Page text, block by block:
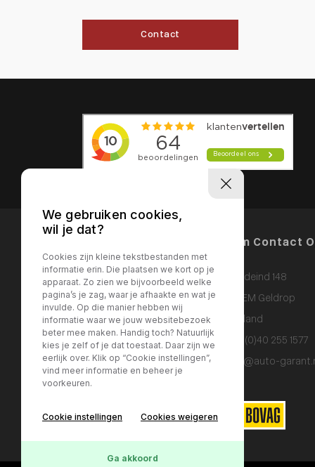
Contact
HOME
DIENSTEN
WERKPLAATS
OVER ONS
CONTACT
Neem Contact
Bogardeind 148
5664 EM Geldrop
Nederland
+ 31 (0)40 255 1577
info@auto-
We gebruiken cookies,
wil je dat?
Cookies zijn kleine tekstbestanden met
informatie erin. Die plaatsen we kort op je
apparaat. Zo zien we bijvoorbeeld welke
pagina’s je zag, waar je afhaakte en wat je
invulde. Op die manier hebben wij
informatie waar we jouw websitebezoek
beter mee maken. Handig toch? Natuurlijk
kies je zelf of je dat toestaat. Daar zijn we
eerlijk over. Klik op “Cookie instellingen”,
vind meer informatie en beheer je
voorkeuren.
Cookie instellingen Cookies weigeren
Ga akkoord